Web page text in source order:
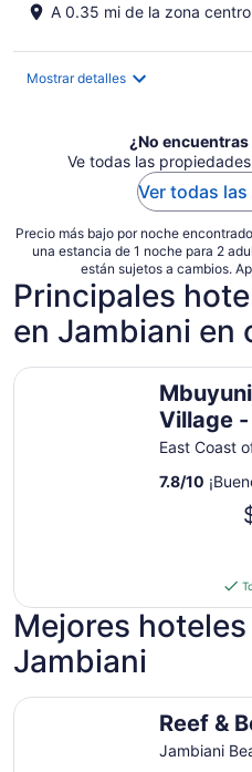
A 0.35 mi de la zona centro
Mostrar detalles
¿No
Ve todas las
Ver todas
Precio más bajo por noche
una estancia de 1 noche para 2
están sujetos a cambios.
Principales
en Jambiani en
Village
East Coast
7.8/10
Mbuyuni Beach Village -
Mejores
Jambiani
Reef &
Jambiani
Reef & Beach Resort